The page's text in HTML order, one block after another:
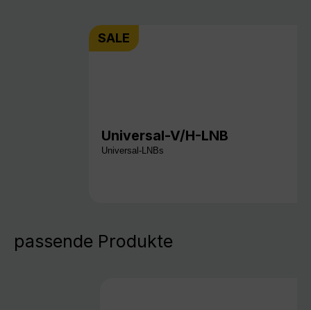
SALE
Universal-V/H-LNB
Universal-LNBs
passende Produkte